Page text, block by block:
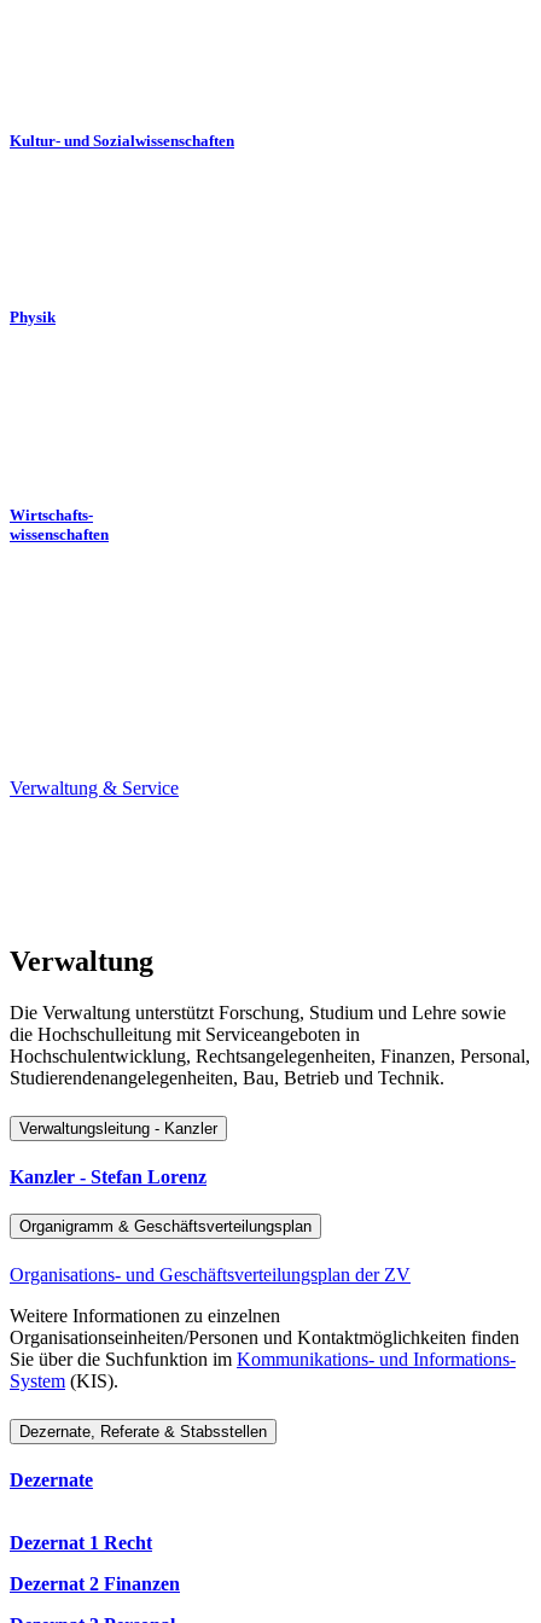
Kultur- und Sozialwissenschaften
Physik
Wirtschafts-
wissenschaften
Verwaltung & Service
Verwaltung
Die Verwaltung unterstützt Forschung, Studium und Lehre sowie
die Hochschulleitung mit Serviceangeboten in
Hochschulentwicklung, Rechtsangelegenheiten, Finanzen, Personal,
Studierendenangelegenheiten, Bau, Betrieb und Technik.
Verwaltungsleitung - Kanzler
Kanzler - Stefan Lorenz
Organigramm & Geschäftsverteilungsplan
Organisations- und Geschäftsverteilungsplan der ZV
Weitere Informationen zu einzelnen
Organisationseinheiten/Personen und Kontaktmöglichkeiten finden
Sie über die Suchfunktion im Kommunikations- und Informations-
System (KIS).
Dezernate, Referate & Stabsstellen
Dezernate
Dezernat 1 Recht
Dezernat 2 Finanzen